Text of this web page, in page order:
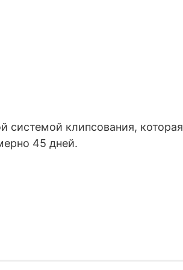
​​системой клипсования, которая
45 дней.